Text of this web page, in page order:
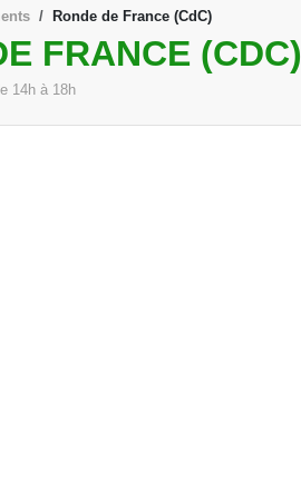
Ronde de France (CdC)
FRANCE (CDC)
14h à 18h